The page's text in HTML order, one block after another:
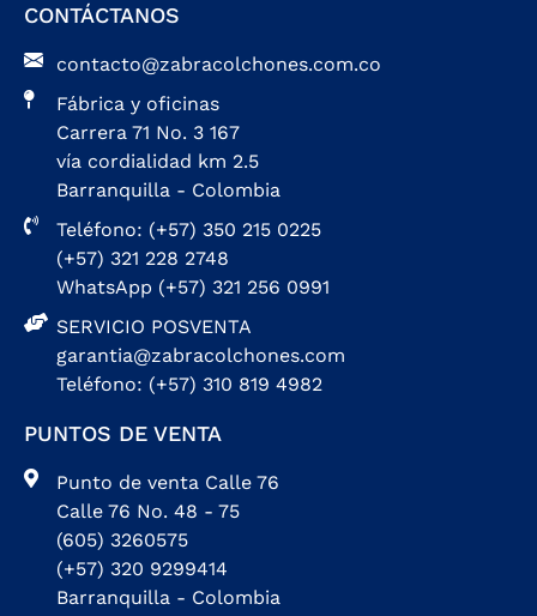
CONTÁCTANOS
contacto@zabracolchones.com.co
Fábrica y oficinas
Carrera 71 No. 3 167
vía cordialidad km 2.5
Barranquilla - Colombia
Teléfono: (+57) 350 215 0225
(+57) 321 228 2748
WhatsApp (+57) 321 256 0991
SERVICIO POSVENTA
garantia@zabracolchones.com
Teléfono: (+57) 310 819 4982
PUNTOS DE VENTA
Punto de venta Calle 76
Calle 76 No. 48 - 75
(605) 3260575
(+57) 320 9299414
Barranquilla - Colombia